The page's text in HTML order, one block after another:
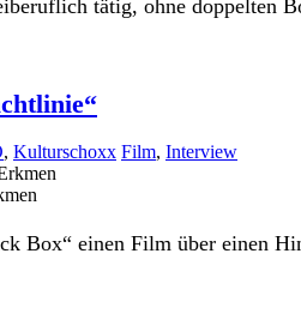
tätig, ohne doppelten
, Kulturschoxx Film, Interview
Box“ einen Film über einen